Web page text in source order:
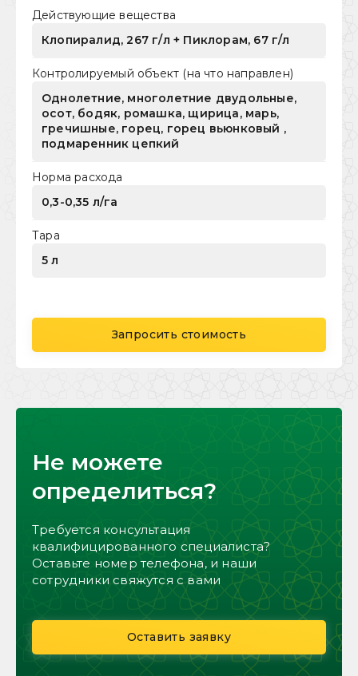
Действующие вещества
Клопиралид, 267 г/л + Пиклорам, 67 г/л
Контролируемый объект (на что направлен)
Однолетние, многолетние двудольные,
осот, бодяк, ромашка, щирица, марь,
гречишные, горец, горец вьюнковый ,
подмаренник цепкий
Норма расхода
0,3-0,35 л/га
Тара
5 л
Запросить стоимость
Не можете
определиться?
Требуется консультация
квалифицированного специалиста?
Оставьте номер телефона, и наши
сотрудники свяжутся с вами
Оставить заявку